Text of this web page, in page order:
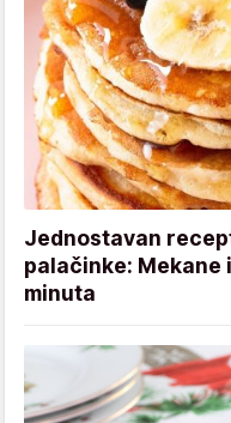
Jednostavan
palačinke: Mekane
minuta